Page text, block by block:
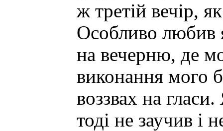
ж третій вечір,
Особливо любив
на вечерню, де
виконання мого
воззвах на
тоді не заучив і